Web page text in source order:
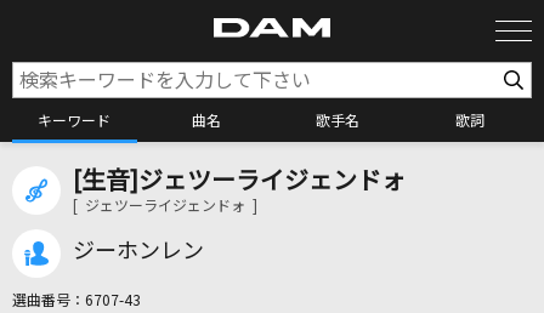
キーワード 曲名 歌手名 歌詞
カラオケ検索
[生音]ジェツーライジェンドォ
[ ジェツーライジェンドォ ]
ジーホンレン
選曲番号： 6707-43